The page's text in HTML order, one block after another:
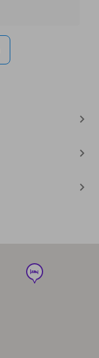
hotel